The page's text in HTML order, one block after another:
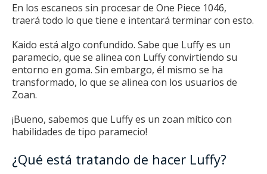
En los escaneos sin procesar de One Piece 1046,
traerá todo lo que tiene e intentará terminar con esto.
Kaido está algo confundido. Sabe que Luffy es un
paramecio, que se alinea con Luffy convirtiendo su
entorno en goma. Sin embargo, él mismo se ha
transformado, lo que se alinea con los usuarios de
Zoan.
¡Bueno, sabemos que Luffy es un zoan mítico con
habilidades de tipo paramecio!
¿Qué está tratando de hacer Luffy?